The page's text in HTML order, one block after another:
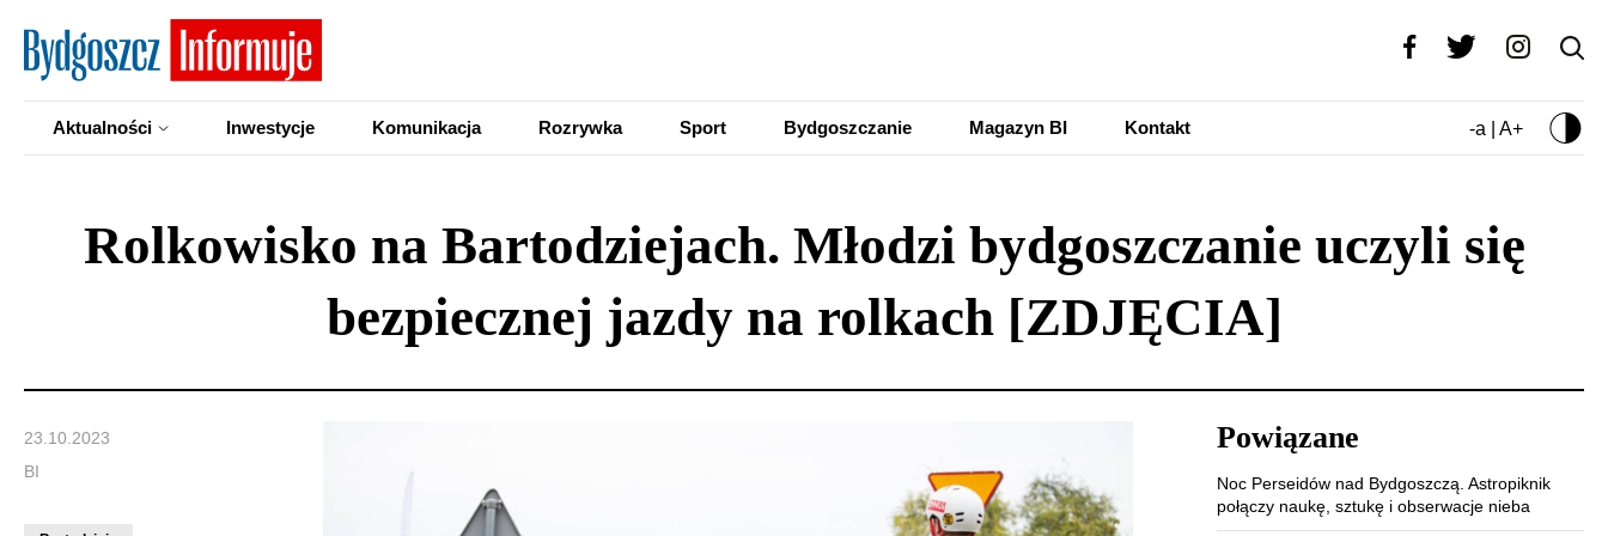
Aktualności Inwestycje Komunikacja Rozrywka Sport Bydgoszczanie Magazyn BI Kontakt -a | A+
Rolkowisko na Bartodziejach. Młodzi bydgoszczanie uczyli się
bezpiecznej jazdy na rolkach [ZDJĘCIA]
23.10.2023
BI
Powiązane
Noc Perseidów nad Bydgoszczą. Astropiknik
połączy naukę, sztukę i obserwacje nieba